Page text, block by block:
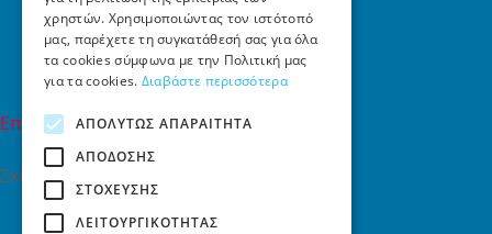
Τρόποι Πληρωμής
Επιστροφές
Επικοινωνία
Επικοινωνία
Σκαλάνι, Ηράκλειο Κρήτης
2810731415
info[at]toys4u.gr
χρηστών. Χρησιμοποιώντας τον ιστότοπό
μας, παρέχετε τη συγκατάθεσή σας για όλα
τα cookies σύμφωνα με την Πολιτική μας
για τα cookies. Διαβάστε περισσότερα
ΑΠΟΛΎΤΩΣ ΑΠΑΡΑΊΤΗΤΑ
ΑΠΌΔΟΣΗΣ
ΣΤΌΧΕΥΣΗΣ
ΛΕΙΤΟΥΡΓΙΚΌΤΗΤΑΣ